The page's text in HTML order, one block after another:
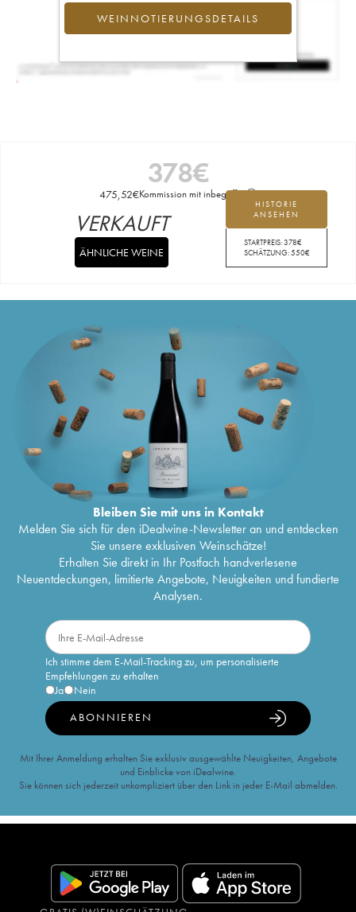
WEINNOTIERUNGSDETAILS
378€
475,52€Kommission mit inbegriffen
HISTORIE
ANSEHEN
STARTPREIS:378€
SCHÄTZUNG:550€
VERKAUFT
ÄHNLICHE WEINE
Bleiben Sie mit uns in Kontakt
Melden Sie sich für den iDealwine-Newsletter an und entdecken
Sie unsere exklusiven Weinschätze!
Erhalten Sie direkt in Ihr Postfach handverlesene
Neuentdeckungen, limitierte Angebote, Neuigkeiten und fundierte
Analysen.
Ich stimme dem E-Mail-Tracking zu, um personalisierte
Empfehlungen zu erhalten
Ja
Nein
ABONNIEREN
Mit Ihrer Anmeldung erhalten Sie exklusiv ausgewählte Neuigkeiten, Angebote
und Einblicke von iDealwine.
Sie können sich jederzeit unkompliziert über den Link in jeder E-Mail abmelden.